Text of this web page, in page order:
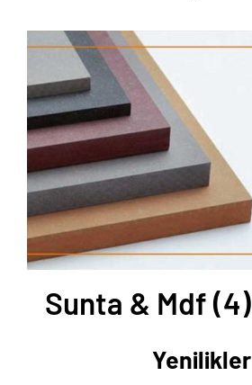
Sunta & Mdf(4)
Yenilikler